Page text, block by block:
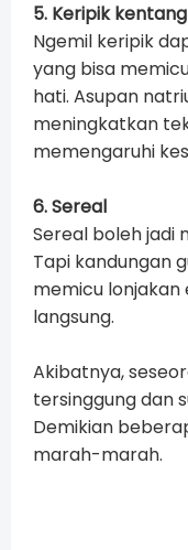
5. Keripik kentang
Ngemil keripik
yang bisa
hati. Asupan
meningkatkan
memengaruhi
6. Sereal
Sereal boleh jadi
Tapi kandungan
memicu
langsung.
Akibatnya,
tersinggung dan
Demikian
marah-marah.